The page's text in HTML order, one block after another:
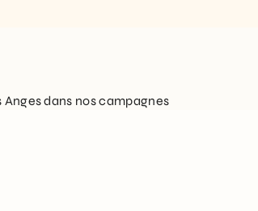
Anges dans nos campagnes